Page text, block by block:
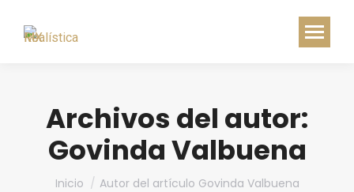
Archivos del autor:
Govinda Valbuena
Estás aquí:
Inicio Autor del artículo Govinda Valbuena